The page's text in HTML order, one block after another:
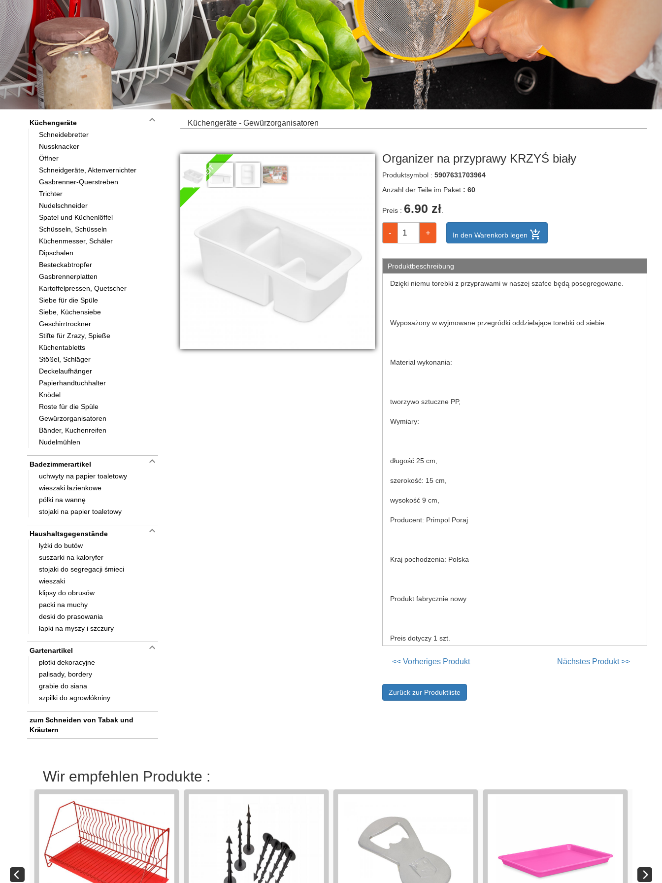
Küchengeräte keyboard_arrow_down
Schneidebretter
Nussknacker
Öffner
Schneidgeräte, Aktenvernichter
Gasbrenner-Querstreben
Trichter
Nudelschneider
Spatel und Küchenlöffel
Schüsseln, Schüsseln
Küchenmesser, Schäler
Dipschalen
Besteckabtropfer
Gasbrennerplatten
Kartoffelpressen, Quetscher
Siebe für die Spüle
Siebe, Küchensiebe
Geschirrtrockner
Stifte für Zrazy, Spieße
Küchentabletts
Stößel, Schläger
Deckelaufhänger
Papierhandtuchhalter
Knödel
Roste für die Spüle
Gewürzorganisatoren
Bänder, Kuchenreifen
Nudelmühlen
Badezimmerartikel keyboard_arrow_down
uchwyty na papier toaletowy
wieszaki łazienkowe
półki na wannę
stojaki na papier toaletowy
Haushaltsgegenstände keyboard_arrow_down
łyżki do butów
suszarki na kaloryfer
stojaki do segregacji śmieci
wieszaki
klipsy do obrusów
packi na muchy
deski do prasowania
łapki na myszy i szczury
Gartenartikel keyboard_arrow_down
płotki dekoracyjne
palisady, bordery
grabie do siana
szpilki do agrowłókniny
zum Schneiden von Tabak und
Kräutern
Küchengeräte - Gewürzorganisatoren
NEUHEIT
Organizer na przyprawy KRZYŚ biały
Produktsymbol : 5907631703964
Anzahl der Teile im Paket : 60
Preis : 6.90 zł
In den Warenkorb legen add_shopping_cart
Produktbeschreibung
Dzięki niemu torebki z przyprawami w naszej szafce będą posegregowane.
Wyposażony w wyjmowane przegródki oddzielające torebki od siebie.
Materiał wykonania:
tworzywo sztuczne PP,
Wymiary:
długość 25 cm,
szerokość: 15 cm,
wysokość 9 cm,
Producent: Primpol Poraj
Kraj pochodzenia: Polska
Produkt fabrycznie nowy
Preis dotyczy 1 szt.
<< Vorheriges Produkt Nächstes Produkt >>
Zurück zur Produktliste
Wir empfehlen Produkte :